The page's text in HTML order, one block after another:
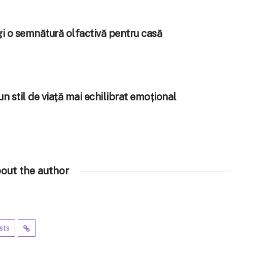
o semnătură olfactivă pentru casă
stil de viață mai echilibrat emoțional
the author